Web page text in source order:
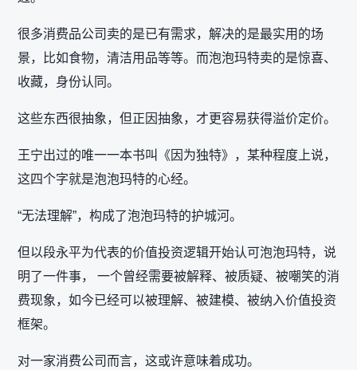
很多消费品公司卖的是已有需求，解决的是最实用的场
景，比如食物，清洁用品等等。而泡泡玛特卖的是惊喜、
收藏，身份认同。
这些东西很抽象，但正因抽象，才更容易获得溢价定价。
王宁出过的唯一一本书叫《因为独特》，某种程度上说，
这四个字就是泡泡玛特的心经。
“无法理解”，构成了泡泡玛特的护城河。
但以段永平为代表的价值投资逻辑开始认可泡泡玛特，说
明了一件事， 一个曾经需要被解释、被质疑、被嘲笑的消
费现象，如今已经可以被理解、被建模、被纳入价值投资
框架。
对一家消费公司而言，这或许意味着成功。